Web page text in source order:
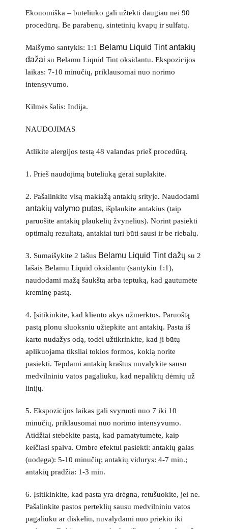
Ekonomiška – buteliuko gali užtekti daugiau nei 90
procedūrų. Be parabenų, sintetinių kvapų ir sulfatų.
Maišymo santykis: 1:1 Belamu Liquid Tint antakių
dažai su Belamu Liquid Tint oksidantu. Ekspozicijos
laikas: 7-10 minučių, priklausomai nuo norimo
intensyvumo.
Kilmės šalis: Indija.
NAUDOJIMAS
Atlikite alergijos testą 48 valandas prieš procedūrą.
1. Prieš naudojimą buteliuką gerai suplakite.
2. Pašalinkite visą makiažą antakių srityje. Naudodami
antakių valymo putas, išplaukite antakius (taip
paruošite antakių plaukelių žvynelius). Norint pasiekti
optimalų rezultatą, antakiai turi būti sausi ir be riebalų.
3. Sumaišykite 2 lašus Belamu Liquid Tint dažų su 2
lašais Belamu Liquid oksidantu (santykiu 1:1),
naudodami mažą šaukštą arba teptuką, kad gautumėte
kreminę pastą.
4. Įsitikinkite, kad kliento akys užmerktos. Paruoštą
pastą plonu sluoksniu užtepkite ant antakių. Pasta iš
karto nudažys odą, todėl užtikrinkite, kad ji būtų
aplikuojama tiksliai tokios formos, kokią norite
pasiekti. Tepdami antakių kraštus nuvalykite sausu
medvilniniu vatos pagaliuku, kad nepaliktų dėmių už
linijų.
5. Ekspozicijos laikas gali svyruoti nuo 7 iki 10
minučių, priklausomai nuo norimo intensyvumo.
Atidžiai stebėkite pastą, kad pamatytumėte, kaip
keičiasi spalva. Ombre efektui pasiekti: antakių galas
(uodega): 5-10 minučių; antakių vidurys: 4-7 min.;
antakių pradžia: 1-3 min.
6. Įsitikinkite, kad pasta yra drėgna, retušuokite, jei ne.
Pašalinkite pastos perteklių sausu medvilniniu vatos
pagaliuku ar diskeliu, nuvalydami nuo priekio iki